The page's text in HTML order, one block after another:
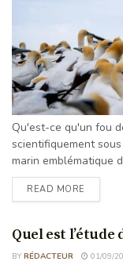
Qu'est-ce qu'un fou
scientifiquement
marin emblématique
distingue par son
ainsi que par ses
grands oiseaux de mer
READ MORE
Quel est l’étude
BY RÉDACTEUR 01/09/